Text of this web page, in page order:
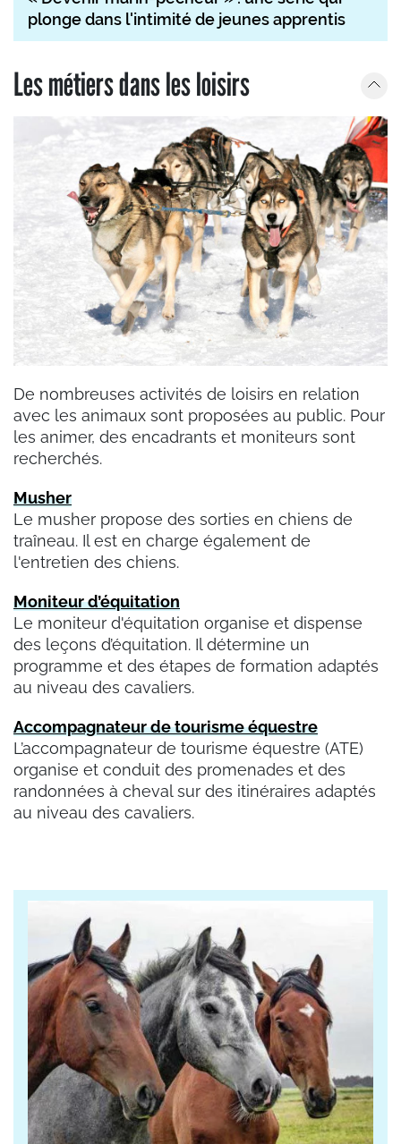
plonge dans l'intimité de jeunes apprentis
Les métiers dans les loisirs
De nombreuses activités de loisirs en relation
avec les animaux sont proposées au public. Pour
les animer, des encadrants et moniteurs sont
recherchés.
Musher
Le musher propose des sorties en chiens de
traîneau. Il est en charge également de
l'entretien des chiens.
Moniteur d’équitation
Le moniteur d'équitation organise et dispense
des leçons d’équitation. Il détermine un
programme et des étapes de formation adaptés
au niveau des cavaliers.
Accompagnateur de tourisme équestre
L’accompagnateur de tourisme équestre (ATE)
organise et conduit des promenades et des
randonnées à cheval sur des itinéraires adaptés
au niveau des cavaliers.